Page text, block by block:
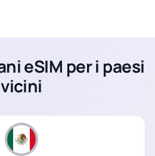
eSIM per i paesi
vicini